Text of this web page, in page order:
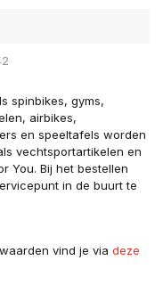
spinbikes, gyms,
airbikes,
en speeltafels worden
vechtsportartikelen en
You. Bij het bestellen
in de buurt te
vind je via deze